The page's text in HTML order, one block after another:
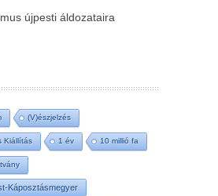
újpesti áldozataira
(V)észjelzés
Kiállítás 1 év 10 millió fa
Káposztásmegyer